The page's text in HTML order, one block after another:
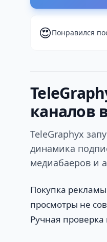
😍Понравился
каналов
TeleGraphyx
динамика
медиабаеров и
Покупка
просмотры не
Ручная проверка